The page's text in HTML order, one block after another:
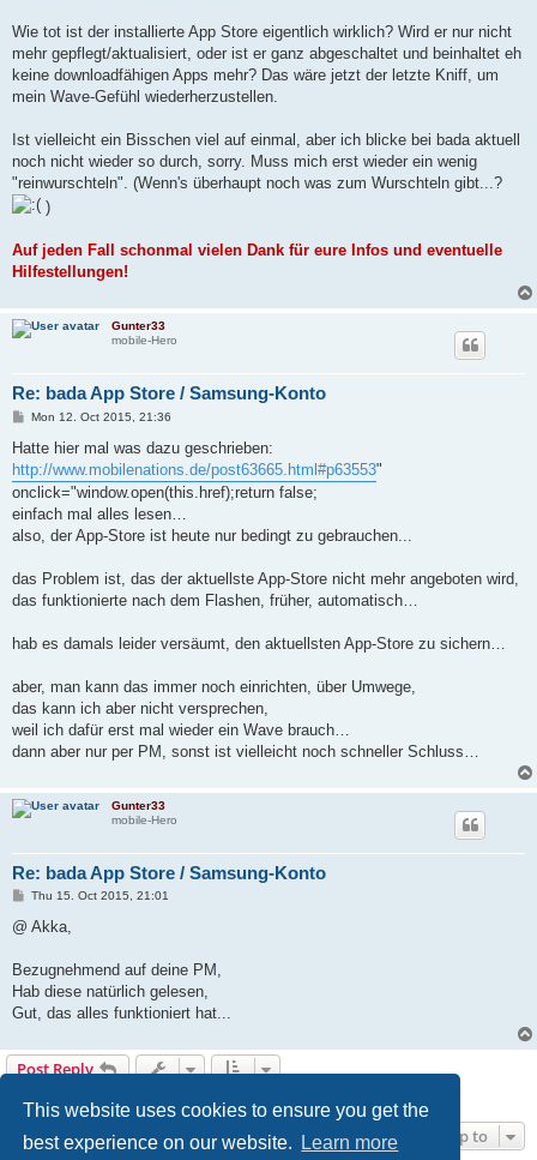
This website uses cookies to ensure you get the
best experience on our website.
Learn more
Wie tot ist der installierte App Store eigentlich wirklich? Wird er nur nicht
mehr gepflegt/aktualisiert, oder ist er ganz abgeschaltet und beinhaltet eh
keine downloadfähigen Apps mehr? Das wäre jetzt der letzte Kniff, um
mein Wave-Gefühl wiederherzustellen.
Ist vielleicht ein Bisschen viel auf einmal, aber ich blicke bei bada aktuell
noch nicht wieder so durch, sorry. Muss mich erst wieder ein wenig
"reinwurschteln". (Wenn's überhaupt noch was zum Wurschteln gibt...?
)
Auf jeden Fall schonmal vielen Dank für eure Infos und eventuelle
Hilfestellungen!
Gunter33
mobile-Hero
Re: bada App Store / Samsung-Konto
P
s
Mon 12. Oct 2015, 21:36
Hatte hier mal was dazu geschrieben:
http://www.mobilenations.de/post63665.html#p63553"
onclick="window.open(this.href);return false;
einfach mal alles lesen…
also, der App-Store ist heute nur bedingt zu gebrauchen...
das Problem ist, das der aktuellste App-Store nicht mehr angeboten wird,
das funktionierte nach dem Flashen, früher, automatisch…
hab es damals leider versäumt, den aktuellsten App-Store zu sichern…
aber, man kann das immer noch einrichten, über Umwege,
das kann ich aber nicht versprechen,
weil ich dafür erst mal wieder ein Wave brauch…
dann aber nur per PM, sonst ist vielleicht noch schneller Schluss…
Gunter33
mobile-Hero
Re: bada App Store / Samsung-Konto
P
s
Thu 15. Oct 2015, 21:01
@ Akka,
Bezugnehmend auf deine PM,
Hab diese natürlich gelesen,
Gut, das alles funktioniert hat...
Post Reply
Jump to